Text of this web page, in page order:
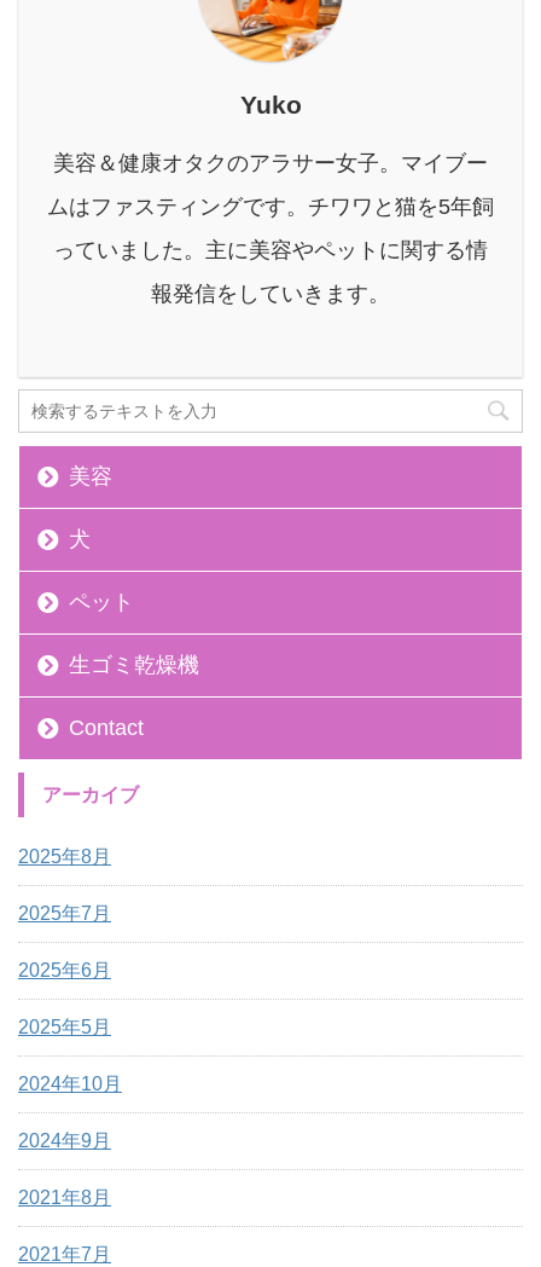
り、決してわがままや反
テムとして注目されてい
ます。 しかし、たくさん
毎日続けられるか？ と迷
う方も多いでしょう。 そ
のが「ベルタ葉酸サプ
リ」です。 ベルタ葉酸サ
Yuko
美容＆健康オタクのアラサー女子。マイブー
ムはファスティングです。チワワと猫を5年飼
っていました。主に美容やペットに関する情
報発信をしていきます。
美容
犬
ペット
生ゴミ乾燥機
Contact
アーカイブ
2025年8月
2025年7月
2025年6月
2025年5月
2024年10月
2024年9月
2021年8月
2021年7月